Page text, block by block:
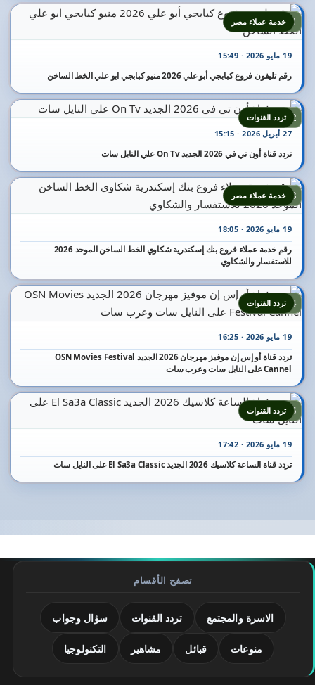
21
19 مايو 2026 · 15:49
رقم تليفون فروع كبابجي أبو علي 2026 منيو كبابجي ابو علي الخط الساخن
خدمة عملاء مصر
22
27 أبريل 2026 · 15:15
تردد قناة أون تي في 2026 الجديد On Tv علي النايل سات
تردد القنوات
23
19 مايو 2026 · 18:05
رقم خدمة عملاء فروع بنك إسكندرية شكاوي الخط الساخن الموحد 2026
للاستفسار والشكاوي
خدمة عملاء مصر
24
19 مايو 2026 · 16:25
تردد قناة أو إس إن موفيز مهرجان 2026 الجديد OSN Movies Festival
Cannel على النايل سات وعرب سات
تردد القنوات
25
19 مايو 2026 · 17:42
تردد قناة الساعة كلاسيك 2026 الجديد El Sa3a Classic على النايل سات
تردد القنوات
تصفح الأقسام
الاسرة والمجتمع تردد القنوات سؤال وجواب
منوعات قبائل مشاهير التكنولوجيا